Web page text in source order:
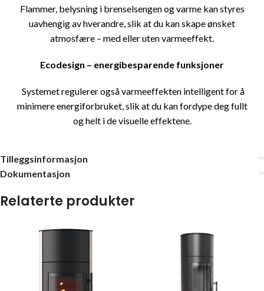
Flammer, belysning i brenselsengen og varme kan styres
uavhengig av hverandre, slik at du kan skape ønsket
atmosfære – med eller uten varmeeffekt.
Ecodesign – energibesparende funksjoner
Systemet regulerer også varmeeffekten intelligent for å
minimere energiforbruket, slik at du kan fordype deg fullt
og helt i de visuelle effektene.
Tilleggsinformasjon
Dokumentasjon
Relaterte produkter